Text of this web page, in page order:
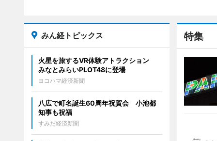
特集
みん経トピックス
火星を旅するVR体験アトラクション
みなとみらいPLOT48に登場
ヨコハマ経済新聞
八広で町名誕生60周年祝賀会 小池都
知事も祝福
すみだ経済新聞